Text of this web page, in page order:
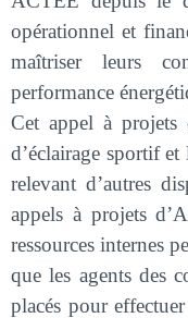
opérationnel et
maîtriser leurs
performance
Cet appel à projets
d’éclairage sportif
relevant d’autres
appels à projets
ressources internes
que les agents des
placés pour